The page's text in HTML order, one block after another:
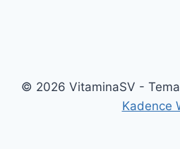
© 2026 VitaminaSV -
Kadence